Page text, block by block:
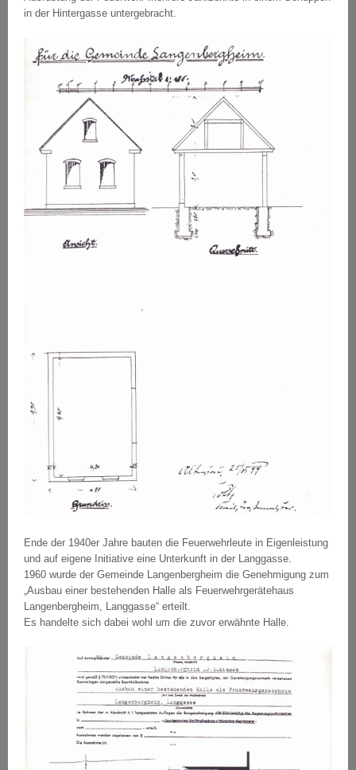
in der Hintergasse untergebracht.
Ende der 1940er Jahre bauten die Feuerwehrleute in Eigenleistung
und auf eigene Initiative eine Unterkunft in der Langgasse.
1960 wurde der Gemeinde Langenbergheim die Genehmigung zum
„Ausbau einer bestehenden Halle als Feuerwehrgerätehaus
Langenbergheim, Langgasse“ erteilt.
Es handelte sich dabei wohl um die zuvor erwähnte Halle.